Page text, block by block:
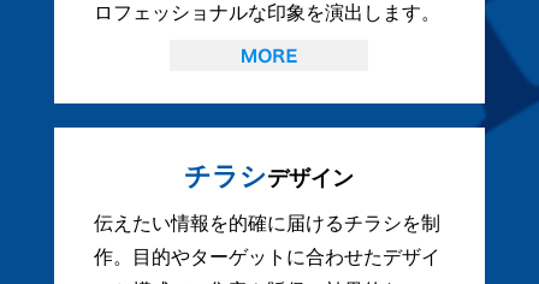
ロフェッショナルな印象を演出します。
チラシデザイン
伝えたい情報を的確に届けるチラシを制
作。目的やターゲットに合わせたデザイ